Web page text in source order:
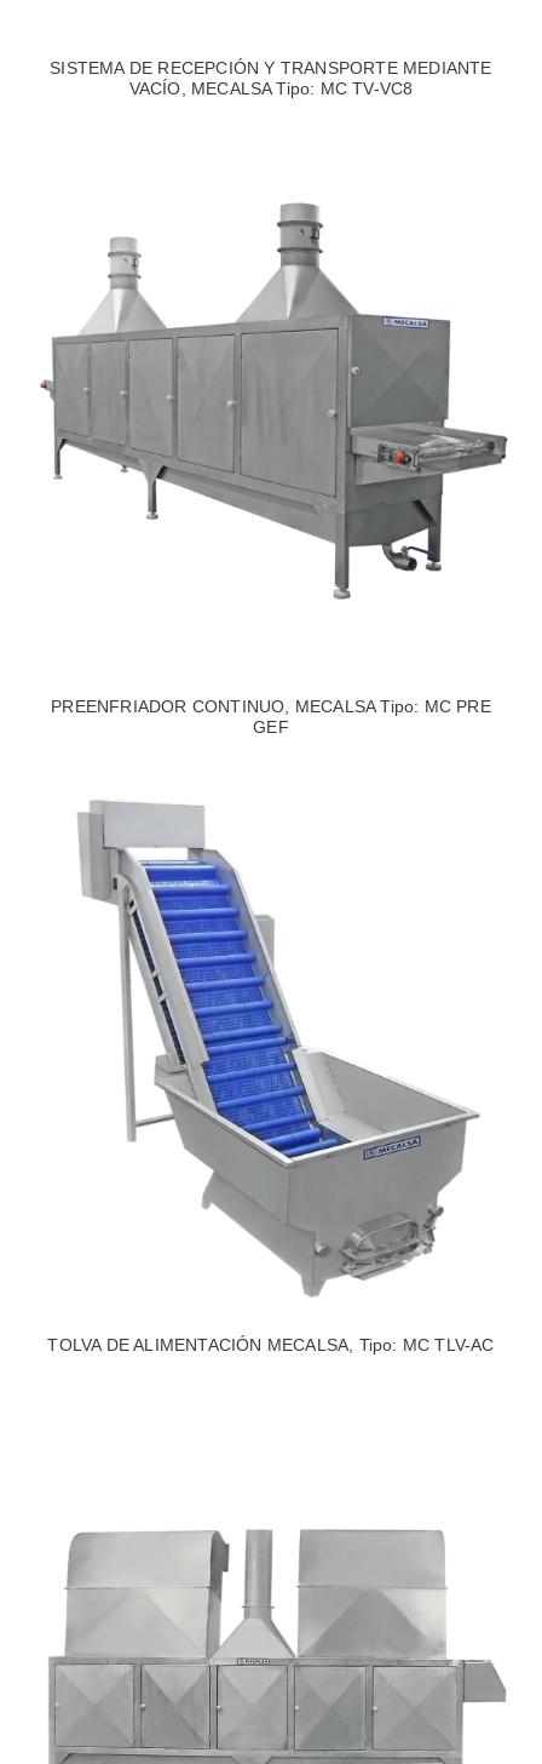
SISTEMA DE RECEPCIÓN Y TRANSPORTE MEDIANTE
VACÍO, MECALSA Tipo: MC TV-VC8
PREENFRIADOR CONTINUO, MECALSA Tipo: MC PRE
GEF
TOLVA DE ALIMENTACIÓN MECALSA, Tipo: MC TLV-AC